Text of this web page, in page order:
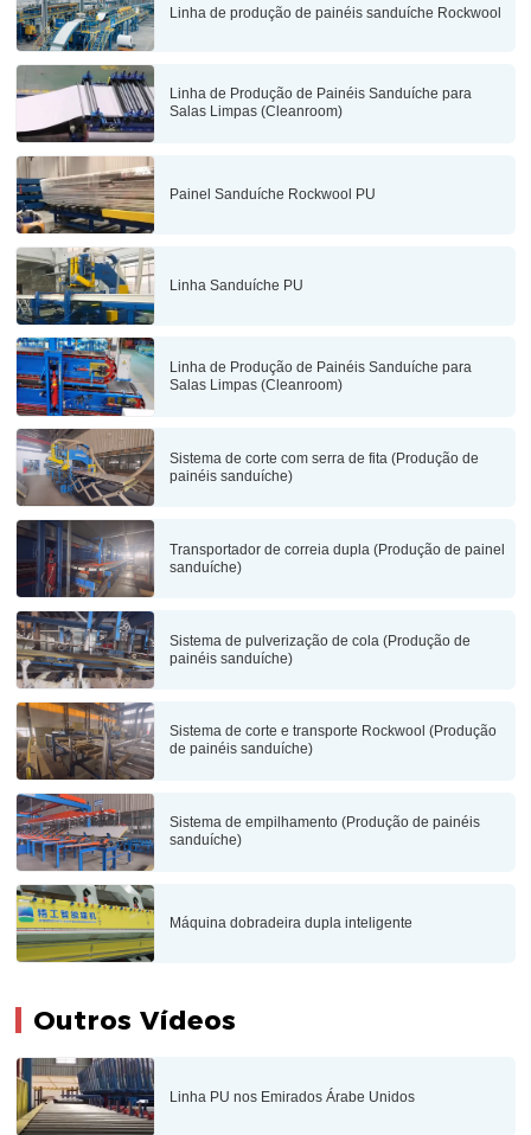
Linha de produção de painéis sanduíche Rockwool
Linha de Produção de Painéis Sanduíche para
Salas Limpas (Cleanroom)
Painel Sanduíche Rockwool PU
Linha Sanduíche PU
Linha de Produção de Painéis Sanduíche para
Salas Limpas (Cleanroom)
Sistema de corte com serra de fita (Produção de
painéis sanduíche)
Transportador de correia dupla (Produção de painel
sanduíche)
Sistema de pulverização de cola (Produção de
painéis sanduíche)
Sistema de corte e transporte Rockwool (Produção
de painéis sanduíche)
Sistema de empilhamento (Produção de painéis
sanduíche)
Máquina dobradeira dupla inteligente
Outros Vídeos
Linha PU nos Emirados Árabe Unidos